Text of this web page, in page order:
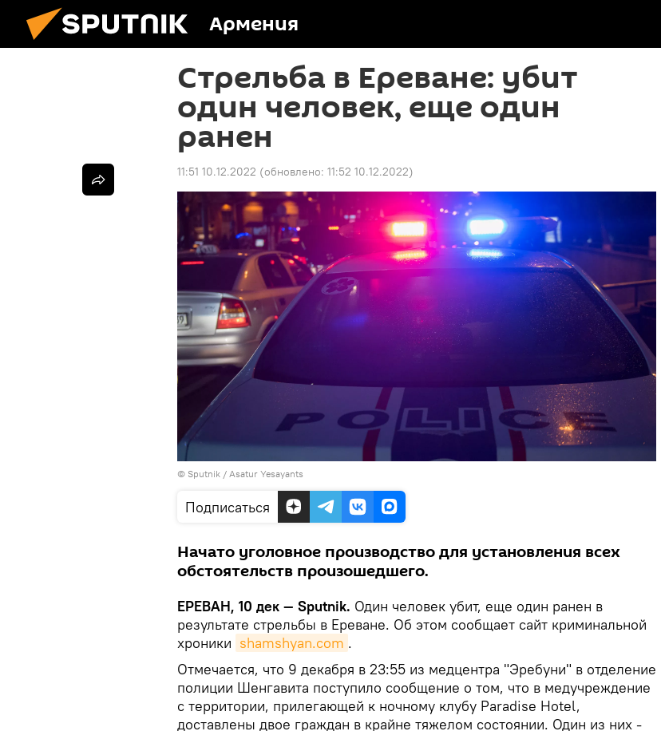
Армения
Стрельба в Ереване: убит
один человек, еще один
ранен
11:51 10.12.2022 (обновлено: 11:52 10.12.2022)
© Sputnik / Asatur Yesayants
Подписаться
Начато уголовное производство для установления всех
обстоятельств произошедшего.
ЕРЕВАН, 10 дек — Sputnik. Один человек убит, еще один ранен в
результате стрельбы в Ереване. Об этом сообщает сайт криминальной
хроники shamshyan.com .
Отмечается, что 9 декабря в 23:55 из медцентра "Эребуни" в отделение
полиции Шенгавита поступило сообщение о том, что в медучреждение
с территории, прилегающей к ночному клубу Paradise Hotel,
доставлены двое граждан в крайне тяжелом состоянии. Один из них -